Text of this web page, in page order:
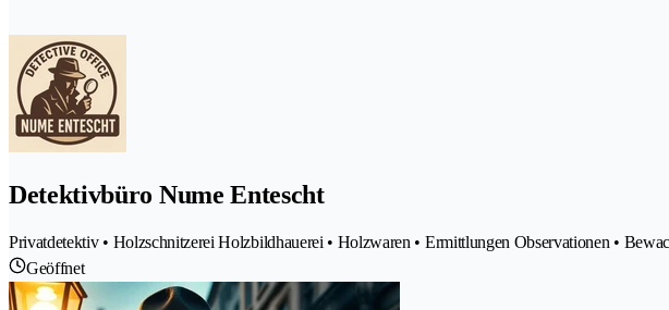
Detektivbüro Nume Entescht
Privatdetektiv • Holzschnitzerei Holzbildhauerei • Holzwaren • Ermittlungen Observationen •
Geöffnet